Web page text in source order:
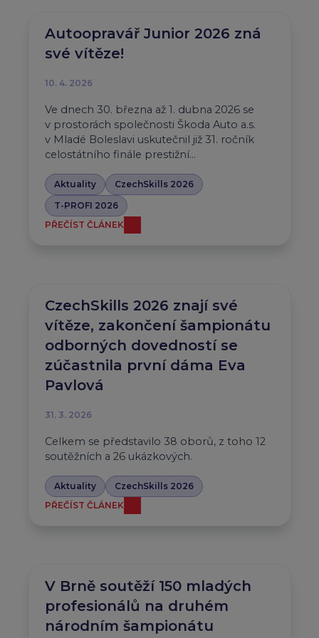
Autoopravář Junior 2026 zná
své vítěze!
10. 4. 2026
Ve dnech 30. března až 1. dubna 2026 se
v prostorách společnosti Škoda Auto a.s.
v Mladé Boleslavi uskutečnil již 31. ročník
celostátního finále prestižní…
Aktuality
CzechSkills 2026
T-PROFI 2026
PŘEČÍST ČLÁNEK
CzechSkills 2026 znají své
vítěze, zakončení šampionátu
odborných dovedností se
zúčastnila první dáma Eva
Pavlová
31. 3. 2026
Celkem se představilo 38 oborů, z toho 12
soutěžních a 26 ukázkových.
Aktuality
CzechSkills 2026
PŘEČÍST ČLÁNEK
V Brně soutěží 150 mladých
profesionálů na druhém
národním šampionátu